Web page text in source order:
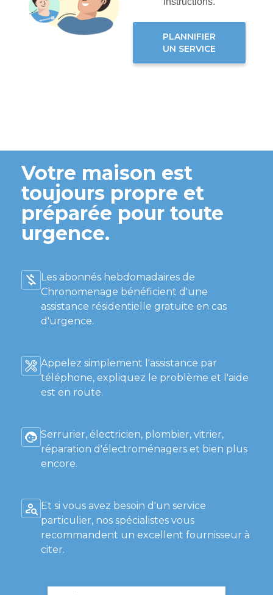
PLANNIFIER
UN SERVICE
Votre maison est
toujours propre et
préparée pour toute
urgence.
Les abonnés hebdomadaires de
Chronomenage bénéficient d'une
assistance résidentielle gratuite en cas
d'urgence.
Appelez simplement l'assistance par
téléphone, expliquez le problème et l'aide
est en route.
Serrurier, électricien, plombier, vitrier,
réparation d'électroménagers et bien plus
encore.
Et si vous avez besoin d'un service
particulier, nos spécialistes vous
recommandent un excellent fournisseur à
citer.